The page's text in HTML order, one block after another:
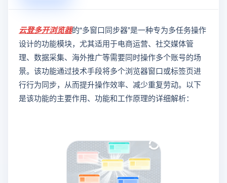
云登多开浏览器的“多窗口同步器”是一种专为多任务操作
设计的功能模块，尤其适用于电商运营、社交媒体管
理、数据采集、海外推广等需要同时操作多个账号的场
景。该功能通过技术手段将多个浏览器窗口或标签页进
行行为同步，从而提升操作效率、减少重复劳动。以下
是该功能的主要作用、功能和工作原理的详细解析：